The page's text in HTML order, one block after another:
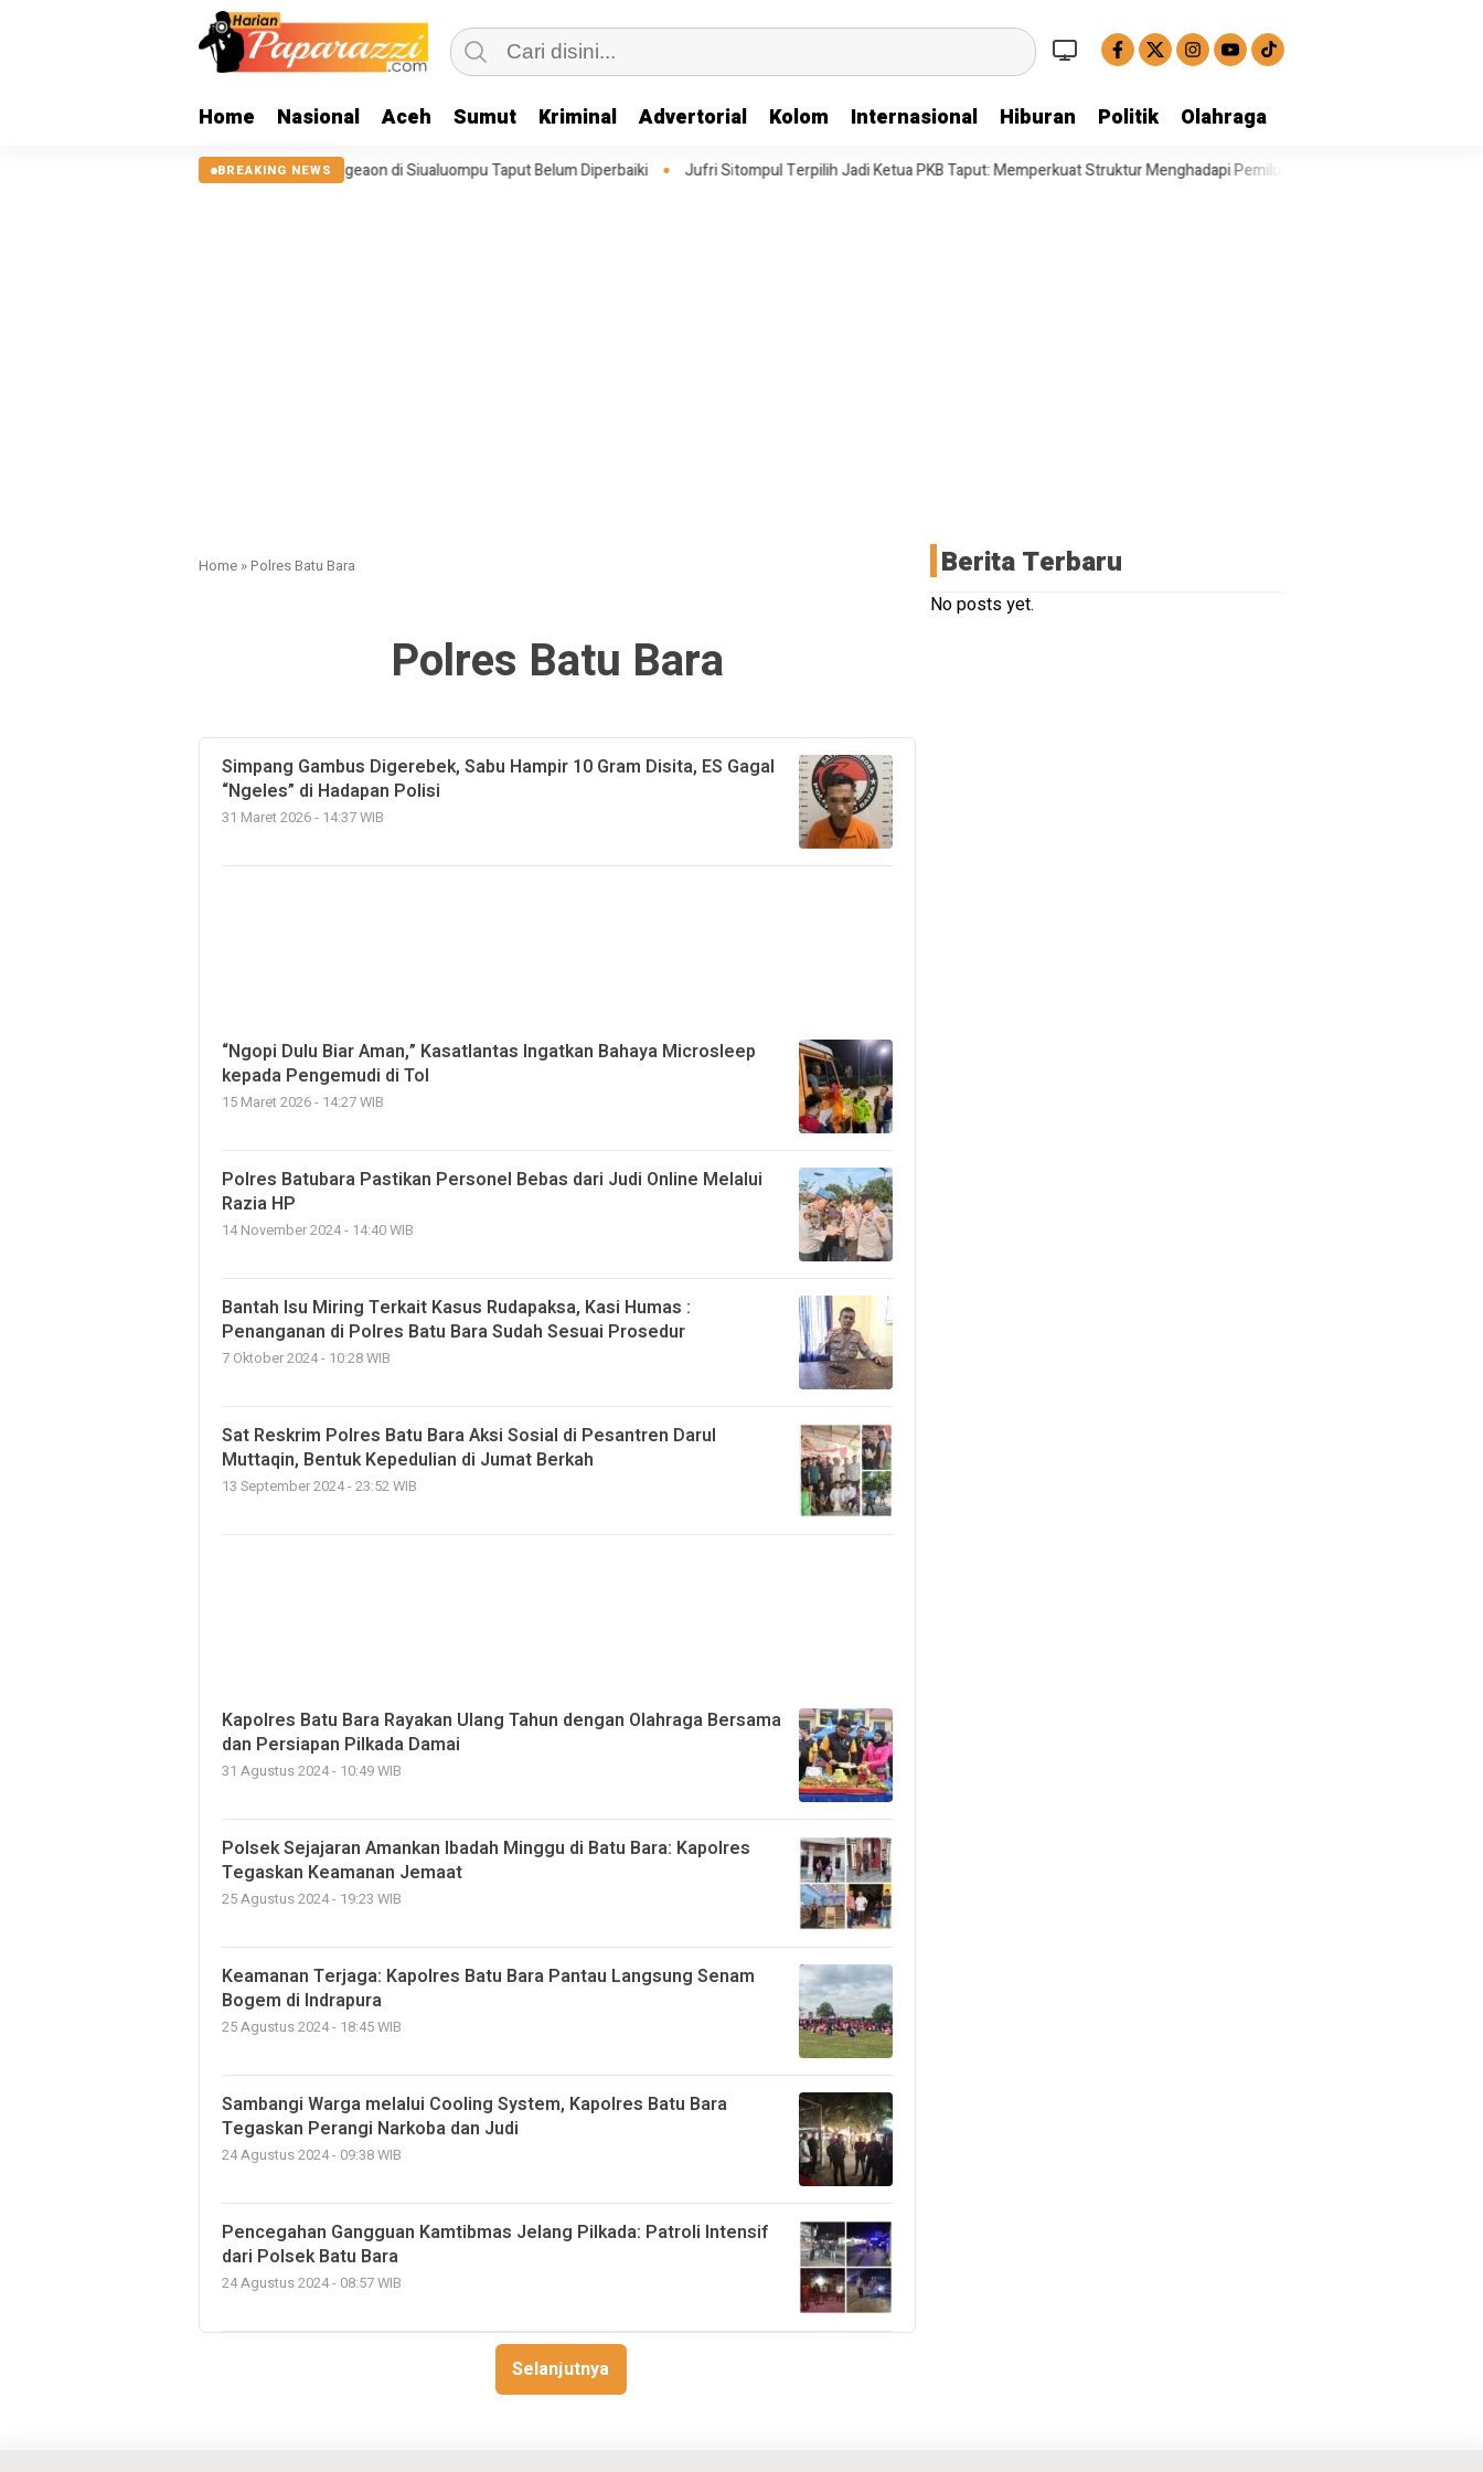
Home Nasional Aceh Sumut Kriminal Advertorial Kolom Internasional Hiburan Politik Olahraga
BREAKING NEWS
Pasca Bencana 2025, Tanggul Sungai Sigeaon di Siualuompu Taput Belum Diperbaiki Jufri Sitompul Terpilih Jadi Ketua PKB Taput: Memperkuat Struktur Menghadapi Pemilu Legislatif
Home »Polres Batu Bara
Polres Batu Bara
Simpang Gambus Digerebek, Sabu Hampir 10 Gram Disita, ES Gagal
“Ngeles” di Hadapan Polisi
31 Maret 2026 - 14:37 WIB
“Ngopi Dulu Biar Aman,” Kasatlantas Ingatkan Bahaya Microsleep
kepada Pengemudi di Tol
15 Maret 2026 - 14:27 WIB
Polres Batubara Pastikan Personel Bebas dari Judi Online Melalui
Razia HP
14 November 2024 - 14:40 WIB
Bantah Isu Miring Terkait Kasus Rudapaksa, Kasi Humas :
Penanganan di Polres Batu Bara Sudah Sesuai Prosedur
7 Oktober 2024 - 10:28 WIB
Sat Reskrim Polres Batu Bara Aksi Sosial di Pesantren Darul
Muttaqin, Bentuk Kepedulian di Jumat Berkah
13 September 2024 - 23:52 WIB
Kapolres Batu Bara Rayakan Ulang Tahun dengan Olahraga Bersama
dan Persiapan Pilkada Damai
31 Agustus 2024 - 10:49 WIB
Polsek Sejajaran Amankan Ibadah Minggu di Batu Bara: Kapolres
Tegaskan Keamanan Jemaat
25 Agustus 2024 - 19:23 WIB
Keamanan Terjaga: Kapolres Batu Bara Pantau Langsung Senam
Bogem di Indrapura
25 Agustus 2024 - 18:45 WIB
Sambangi Warga melalui Cooling System, Kapolres Batu Bara
Tegaskan Perangi Narkoba dan Judi
24 Agustus 2024 - 09:38 WIB
Pencegahan Gangguan Kamtibmas Jelang Pilkada: Patroli Intensif
dari Polsek Batu Bara
24 Agustus 2024 - 08:57 WIB
Selanjutnya
Berita Terbaru
No posts yet.